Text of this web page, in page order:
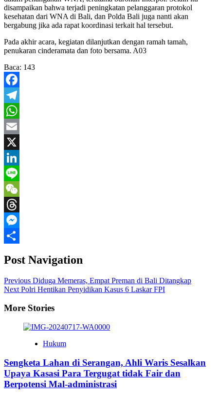
disampaikan bahwa terjadi peningkatan pelanggaran protokol
kesehatan dari WNA di Bali, dan Polda Bali juga nanti akan
bergabung jika ada rapat koordinasi terkait hal tersebut.
Pada akhir acara, kegiatan dilanjutkan dengan ramah tamah,
penukaran cinderamata dan foto bersama. A03
Baca: 143
Facebook
Telegram
WhatsApp
Email
X
LinkedIn
Line
WeChat
Threads
Messenger
Post Navigation
Previous Diduga Memeras, Empat Preman di Bali Ditangkap
Next Polri Hentikan Penyidikan Kasus 6 Laskar FPI
More Stories
Hukum
Sengketa Lahan di Serangan, Ahli Waris Sesalkan
Upaya Kasasi Para Tergugat tidak Fair dan
Berpotensi Mal-administrasi